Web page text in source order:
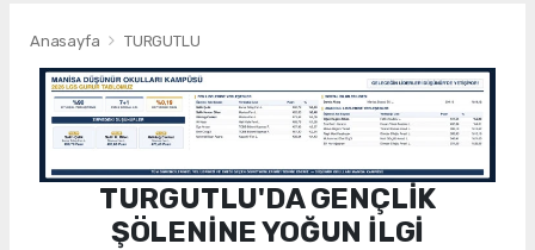
Anasayfa TURGUTLU
TURGUTLU'DA GENÇLİK
ŞÖLENİNE YOĞUN İLGİ